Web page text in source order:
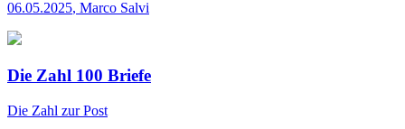
06.05.2025, Marco Salvi
Die Zahl 100 Briefe
Die Zahl zur Post